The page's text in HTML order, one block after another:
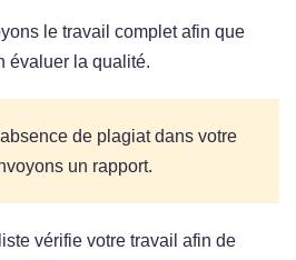
le travail complet afin que
évaluer la qualité.
de plagiat dans votre
un rapport.
vérifie votre travail afin de